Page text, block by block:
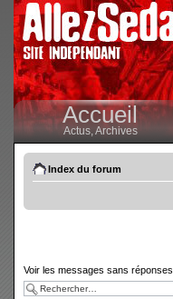
Accueil
Actus,Archives
Index du forum
Voir les messages sans réponses